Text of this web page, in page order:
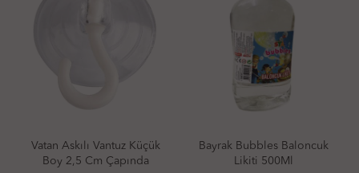
Küçük
Çapında
Bayrak Bubbles Baloncuk
Likiti 500Ml
Vardem 0120